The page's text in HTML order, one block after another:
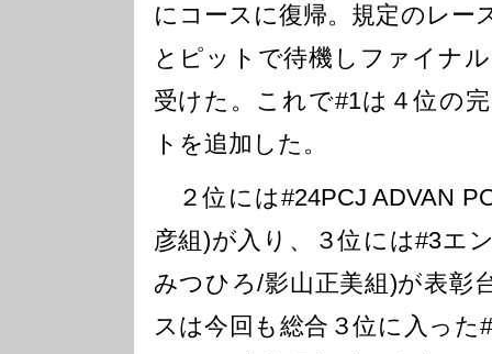
にコースに復帰。規定のレー
とピットで待機しファイナ
受けた。これで#1は４位の
トを追加した。
２位には#24PCJ ADVAN
彦組)が入り、３位には#3エ
みつひろ/影山正美組)が表彰
スは今回も総合３位に入っ